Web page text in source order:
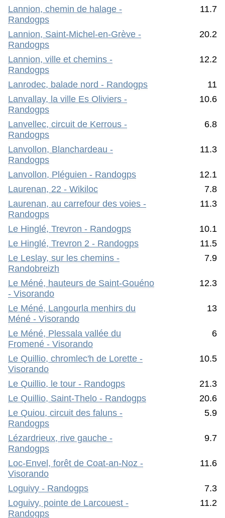
Lannion, chemin de halage -
Randogps
11.7
Lannion, Saint-Michel-en-Grève -
Randogps
20.2
Lannion, ville et chemins -
Randogps
12.2
Lanrodec, balade nord - Randogps
11
Lanvallay, la ville Es Oliviers -
Randogps
10.6
Lanvellec, circuit de Kerrous -
Randogps
6.8
Lanvollon, Blanchardeau -
Randogps
11.3
Lanvollon, Pléguien - Randogps
12.1
Laurenan, 22 - Wikiloc
7.8
Laurenan, au carrefour des voies -
Randogps
11.3
Le Hinglé, Trevron - Randogps
10.1
Le Hinglé, Trevron 2 - Randogps
11.5
Le Leslay, sur les chemins -
Randobreizh
7.9
Le Méné, hauteurs de Saint-Gouéno
- Visorando
12.3
Le Méné, Langourla menhirs du
Méné - Visorando
13
Le Méné, Plessala vallée du
Fromené - Visorando
6
Le Quillio, chromlec'h de Lorette -
Visorando
10.5
Le Quillio, le tour - Randogps
21.3
Le Quillio, Saint-Thelo - Randogps
20.6
Le Quiou, circuit des faluns -
Randogps
5.9
Lézardrieux, rive gauche -
Randogps
9.7
Loc-Envel, forêt de Coat-an-Noz -
Visorando
11.6
Loguivy - Randogps
7.3
Loguivy, pointe de Larcouest -
Randogps
11.2